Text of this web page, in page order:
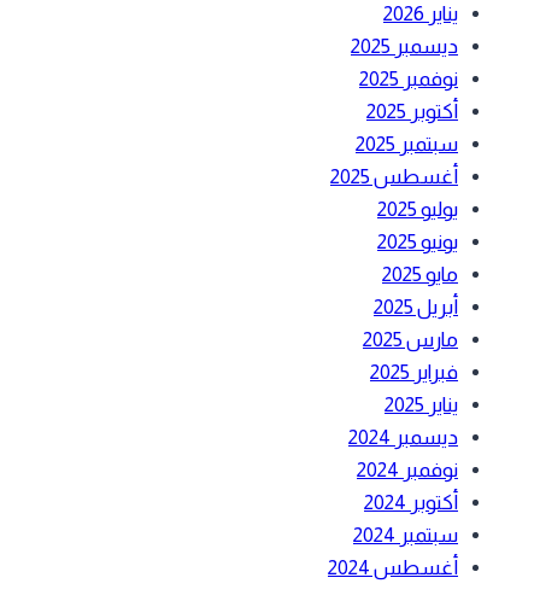
يناير 2026
ديسمبر 2025
نوفمبر 2025
أكتوبر 2025
سبتمبر 2025
أغسطس 2025
يوليو 2025
يونيو 2025
مايو 2025
أبريل 2025
مارس 2025
فبراير 2025
يناير 2025
ديسمبر 2024
نوفمبر 2024
أكتوبر 2024
سبتمبر 2024
أغسطس 2024